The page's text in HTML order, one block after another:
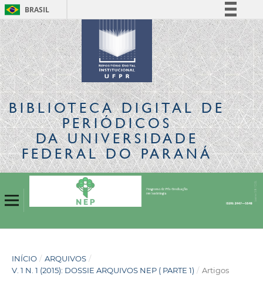
BRASIL
Simplifique!
Comunica BR
Participe
Acesso à informação
Legislação
Canais
BIBLIOTECA DIGITALDE
PERIÓDICOS
DA UNIVERSIDADE
FEDERAL DO PARANÁ
INÍCIO / ARQUIVOS /
V. 1 N. 1 (2015): DOSSIE ARQUIVOS NEP ( PARTE 1) / Artigos